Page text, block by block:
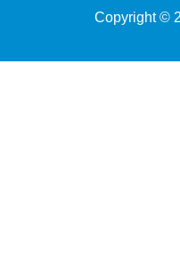
Copyright ©